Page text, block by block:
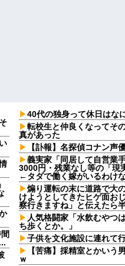
40代の独身って休日はな
転校生と仲良くなってそ
真があった
【訃報】名探偵コナン声
義実家「同居して自営業
3000円・残業なし等の「現
←タダで働く嫁がいるわけ
煽り運転の末に道路で大
けようとしてきたヒゲ面お
察行きますね」と伝えたら
人気格闘家「水飲むやつ
ち歩くとか。」
子供を文化施設に連れて
【苦痛】採精室とかいう
ｗ